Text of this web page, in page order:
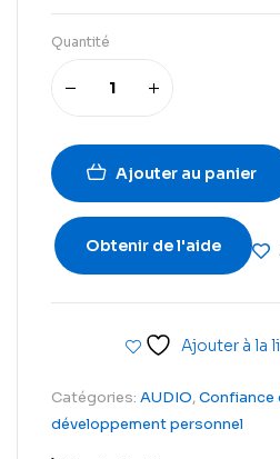
Quantité
Ajouter au panier
Obtenir de l'aide
Ajouter à la
Catégories: AUDIO,Confiance
développement personnel